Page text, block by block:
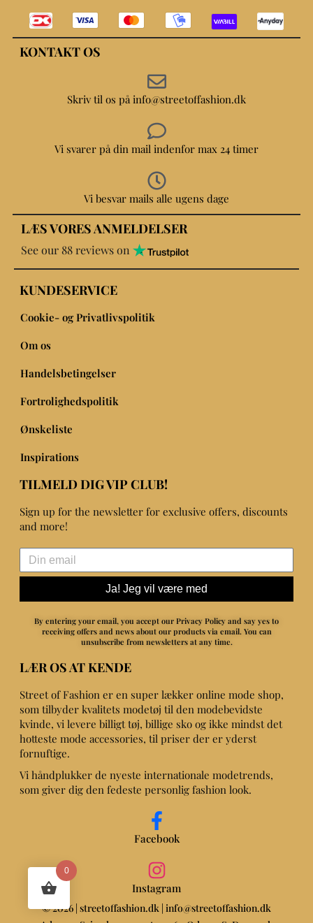
KONTAKT OS
Skriv til os på info@streetoffashion.dk
Vi svarer på din mail indenfor max 24 timer
Vi besvar mails alle ugens dage
LÆS VORES ANMELDELSER
See our 88 reviews on
KUNDESERVICE
Cookie- og Privatlivspolitik
Om os
Handelsbetingelser
Fortrolighedspolitik
Ønskeliste
Inspirations
TILMELD DIG VIP CLUB!
Sign up for the newsletter for exclusive offers, discounts
and more!
Ja! Jeg vil være med
By entering your email, you accept our Privacy Policy and say yes to
receiving offers and news about our products via email. You can
unsubscribe from newsletters at any time.
LÆR OS AT KENDE
Street of Fashion er en super lækker online mode shop,
som tilbyder kvalitets modetøj til den modebevidste
kvinde, vi levere billigt tøj, billige sko og ikke mindst det
hotteste mode accessories, til priser der er yderst
fornuftige.
Vi håndplukker de nyeste internationale modetrends,
som giver dig den fedeste personlig fashion look.
Facebook
Instagram
© 2026 | streetoffashion.dk | info@streetoffashion.dk
0